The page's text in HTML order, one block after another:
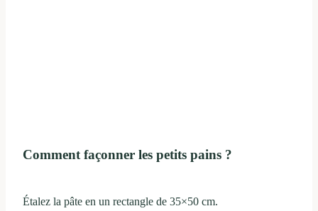
Comment façonner les petits pains ?
Étalez la pâte en un rectangle de 35×50 cm.